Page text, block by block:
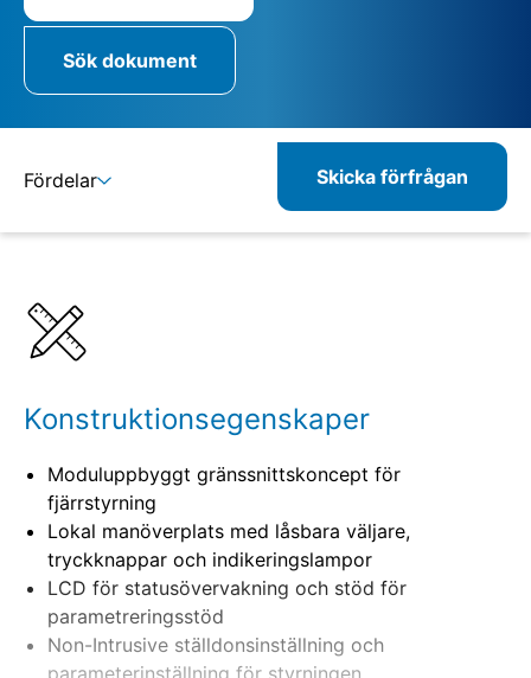
Sök dokument
Fördelar Skicka förfrågan
Konstruktionsegenskaper
Moduluppbyggt gränssnittskoncept för
fjärrstyrning
Lokal manöverplats med låsbara väljare,
tryckknappar och indikeringslampor
LCD för statusövervakning och stöd för
parametreringsstöd
Non-Intrusive ställdonsinställning och
parameterinställning för styrningen